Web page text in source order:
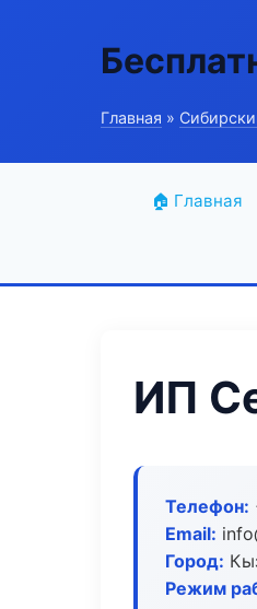
Главная »
🏠 Главная
ИП
Телефон:
Email:
Город:
Режим